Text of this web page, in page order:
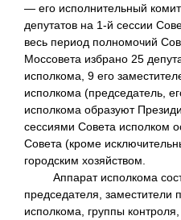
— его исполнительный
депутатов на 1-й сессии
весь период полномочий
Моссовета избрано 25
исполкома, 9 его
исполкома (председатель,
исполкома образуют
сессиями Совета исполком
Совета (кроме
городским хозяйством.
Аппарат исполкома
председателя, заместители
исполкома, группы